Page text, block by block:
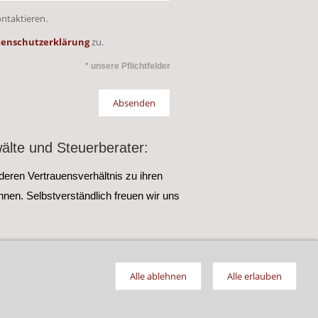
zu.
* unsere Pflichtfelder
und Steuerberater:
Vertrauensverhältnis zu ihren
Selbstverständlich freuen wir uns
immobilien.de
- www.immobilien-buxtehude.de
Alle erlauben
Alle ablehnen